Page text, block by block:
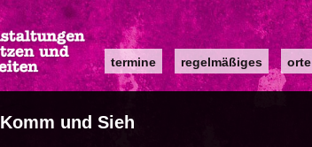
Main
navigation
termine regelmäßiges orte
Komm und Sieh